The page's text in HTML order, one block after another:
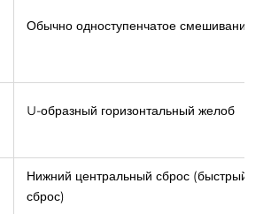
Обычно одноступенчатое смешивание
U-образный горизонтальный желоб
Нижний центральный сброс (быстрый
сброс)